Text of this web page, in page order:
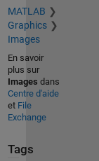
MATLAB
Graphics
Images
En savoir
plus sur
Images dans
Centre d'aide
et File
Exchange
Tags